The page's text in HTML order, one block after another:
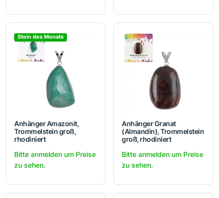
Stein des Monats
Anhänger Amazonit,
Trommelstein groß,
rhodiniert
Bitte anmelden um Preise
zu sehen.
Anhänger Granat
(Almandin), Trommelstein
groß, rhodiniert
Bitte anmelden um Preise
zu sehen.